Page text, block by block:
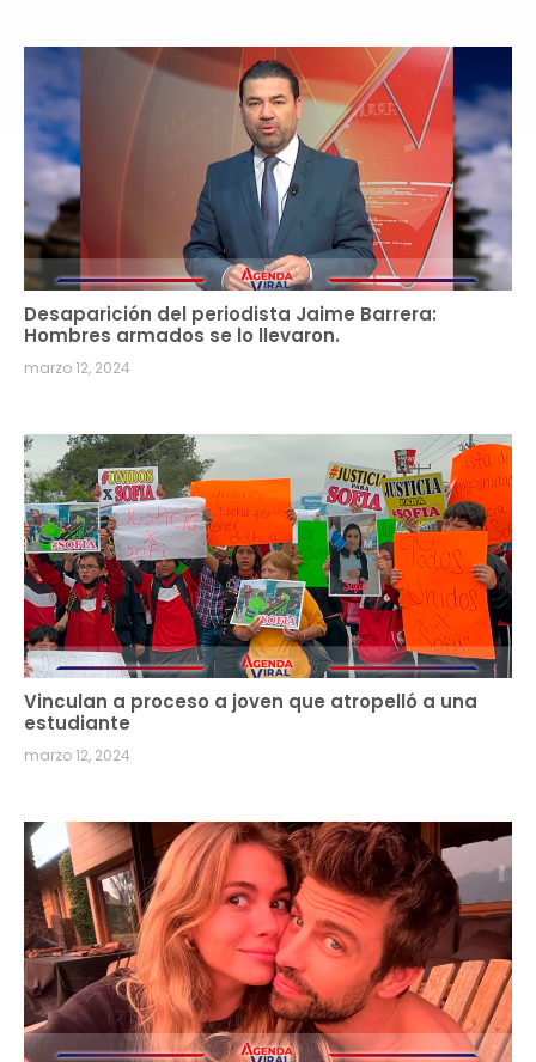
Desaparición del periodista Jaime Barrera:
Hombres armados se lo llevaron.
marzo 12, 2024
Vinculan a proceso a joven que atropelló a una
estudiante
marzo 12, 2024